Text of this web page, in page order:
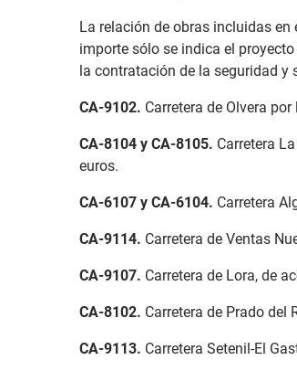
La relación de obras incluidas en
importe sólo se indica el
la contratación de la seguridad y
CA-9102. Carretera de Olvera
CA-8104 y CA-8105. Carretera
euros.
CA-6107 y CA-6104. Carretera
CA-9114. Carretera de Ventas
CA-9107. Carretera de Lora, de
CA-8102. Carretera de Prado del
CA-9113. Carretera Setenil-El